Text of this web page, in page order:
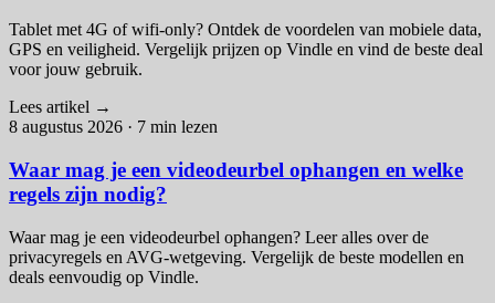
Tablet met 4G of wifi-only? Ontdek de voordelen van mobiele data,
GPS en veiligheid. Vergelijk prijzen op Vindle en vind de beste deal
voor jouw gebruik.
Lees artikel →
8 augustus 2026 · 7 min lezen
Waar mag je een videodeurbel ophangen en welke
regels zijn nodig?
Waar mag je een videodeurbel ophangen? Leer alles over de
privacyregels en AVG-wetgeving. Vergelijk de beste modellen en
deals eenvoudig op Vindle.